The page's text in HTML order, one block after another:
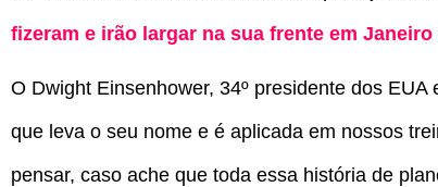
fizeram e irão largar na sua frente em Janeiro
O Dwight Einsenhower, 34º presidente dos
que leva o seu nome e é aplicada em nossos
pensar, caso ache que toda essa história de